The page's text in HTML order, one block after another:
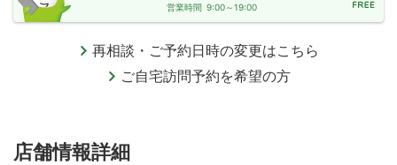
営業時間 9:00～19:00
再相談・ご予約日時の変更はこちら
ご自宅訪問予約を希望の方
店舗情報詳細